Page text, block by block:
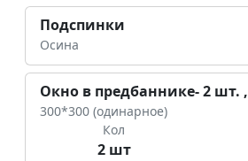
Подспинки
Осина
Окно в предбаннике- 2 шт. ,
300*300 (одинарное)
Кол
2 шт